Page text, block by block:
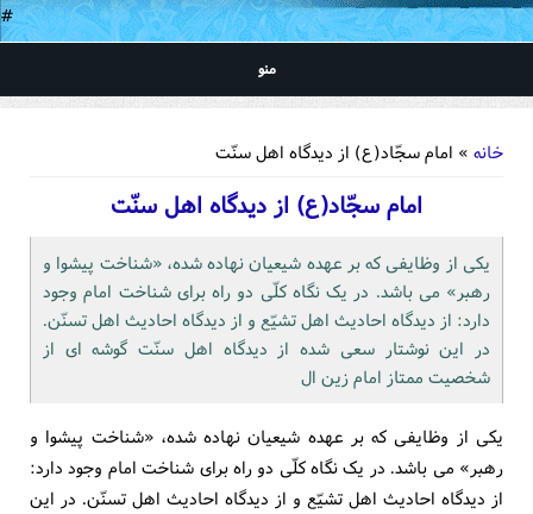
#
منو
خانه » امام سجّاد(ع) از دیدگاه اهل سنّت
امام سجّاد(ع) از دیدگاه اهل سنّت
یکی از وظایفی که بر عهده شیعیان نهاده شده، «شناخت پیشوا و
رهبر» می باشد. در یک نگاه کلّی دو راه برای شناخت امام وجود
دارد: از دیدگاه احادیث اهل تشیّع و از دیدگاه احادیث اهل تسنّن.
در این نوشتار سعی شده از دیدگاه اهل سنّت گوشه ای از
شخصیت ممتاز امام زین ال
یکی از وظایفی که بر عهده شیعیان نهاده شده، «شناخت پیشوا و
رهبر» می باشد. در یک نگاه کلّی دو راه برای شناخت امام وجود دارد:
از دیدگاه احادیث اهل تشیّع و از دیدگاه احادیث اهل تسنّن. در این